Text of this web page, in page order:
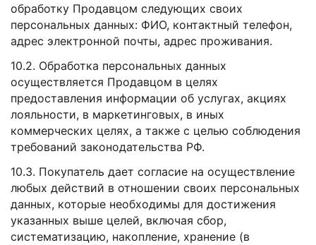
обработку Продавцом следующих своих
персональных данных: ФИО, контактный телефон,
адрес электронной почты, адрес проживания.
10.2. Обработка персональных данных
осуществляется Продавцом в целях
предоставления информации об услугах, акциях
лояльности, в маркетинговых, в иных
коммерческих целях, а также с целью соблюдения
требований законодательства РФ.
10.3. Покупатель дает согласие на осуществление
любых действий в отношении своих персональных
данных, которые необходимы для достижения
указанных выше целей, включая сбор,
систематизацию, накопление, хранение (в